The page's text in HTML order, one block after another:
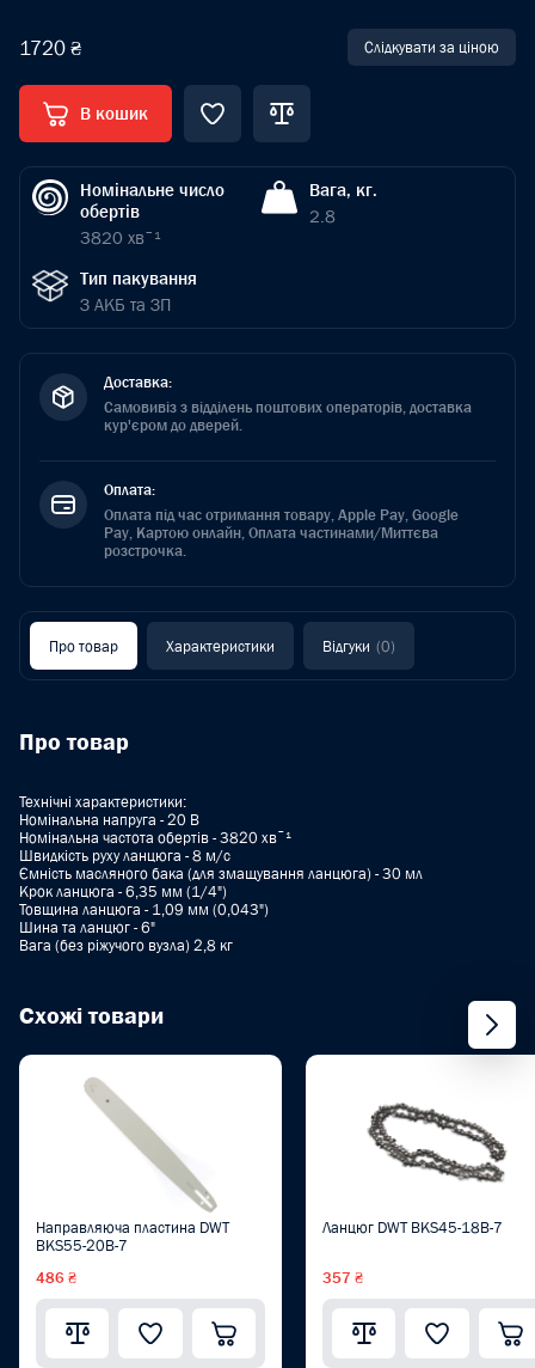
1720 ₴ Слідкувати за ціною
В кошик
Номінальне число
обертів
3820 хвˉ¹
Вага, кг.
2.8
Тип пакування
З АКБ та ЗП
Доставка:
Самовивіз з відділень поштових операторів, доставка
кур'єром до дверей.
Оплата:
Оплата під час отримання товару, Apple Pay, Google
Pay, Картою онлайн, Оплата частинами/Миттєва
розстрочка.
Про товар Характеристики Відгуки (0)
Про товар
Технічні характеристики:
Номінальна напруга - 20 В
Номінальна частота обертів - 3820 хвˉ¹
Швидкість руху ланцюга - 8 м/с
Ємність масляного бака (для змащування ланцюга) - 30 мл
Крок ланцюга - 6,35 мм (1/4")
Товщина ланцюга - 1,09 мм (0,043")
Шина та ланцюг - 6"
Вага (без ріжучого вузла) 2,8 кг
Схожі товари
Направляюча пластина DWT
BKS55-20B-7
486 ₴
Ланцюг DWT BKS45-18B-7
357 ₴